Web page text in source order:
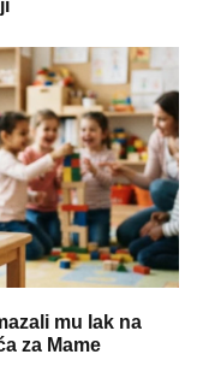
mu lak na
za Mame